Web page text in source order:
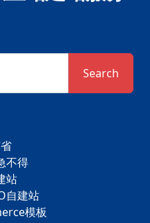
Search
不得
站
自建站
模板